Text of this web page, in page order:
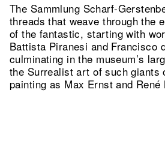
The Sammlung Scharf-
threads that weave through the
of the fantastic, starting with
Battista Piranesi and Francisco
culminating in the museum’s
the Surrealist art of such giants
painting as Max Ernst and René